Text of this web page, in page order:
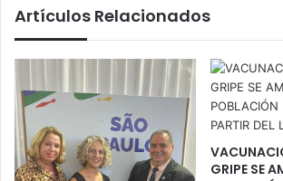
Artículos Relacionados
GRIPE SE